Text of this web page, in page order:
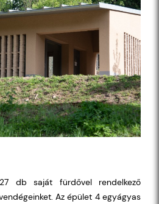
db saját fürdővel rendelkező
Az épület 4 egyágyas